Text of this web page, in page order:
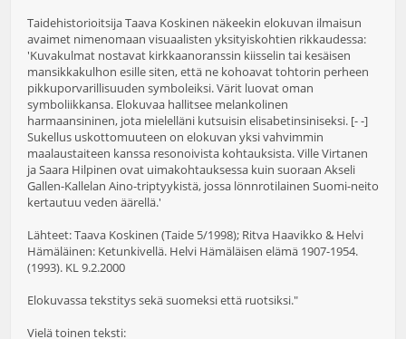
Taidehistorioitsija Taava Koskinen näkeekin elokuvan ilmaisun
avaimet nimenomaan visuaalisten yksityiskohtien rikkaudessa:
'Kuvakulmat nostavat kirkkaanoranssin kiisselin tai kesäisen
mansikkakulhon esille siten, että ne kohoavat tohtorin perheen
pikkuporvarillisuuden symboleiksi. Värit luovat oman
symboliikkansa. Elokuvaa hallitsee melankolinen
harmaansininen, jota mielelläni kutsuisin elisabetinsiniseksi. [- -]
Sukellus uskottomuuteen on elokuvan yksi vahvimmin
maalaustaiteen kanssa resonoivista kohtauksista. Ville Virtanen
ja Saara Hilpinen ovat uimakohtauksessa kuin suoraan Akseli
Gallen-Kallelan Aino-triptyykistä, jossa lönnrotilainen Suomi-neito
kertautuu veden äärellä.'
Lähteet: Taava Koskinen (Taide 5/1998); Ritva Haavikko & Helvi
Hämäläinen: Ketunkivellä. Helvi Hämäläisen elämä 1907-1954.
(1993). KL 9.2.2000
Elokuvassa tekstitys sekä suomeksi että ruotsiksi."
Vielä toinen teksti: